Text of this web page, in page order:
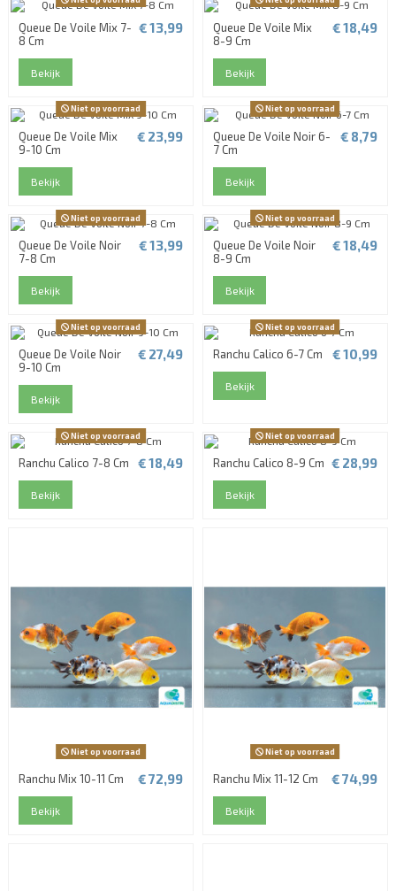
Queue De Voile Mix 7-
8 Cm
€ 13,99
Bekijk
Queue De Voile Mix
8-9 Cm
€ 18,49
Bekijk
Niet op voorraad
Queue De Voile Mix
9-10 Cm
€ 23,99
Bekijk
Niet op voorraad
Queue De Voile Noir 6-
7 Cm
€ 8,79
Bekijk
Niet op voorraad
Queue De Voile Noir
7-8 Cm
€ 13,99
Bekijk
Niet op voorraad
Queue De Voile Noir
8-9 Cm
€ 18,49
Bekijk
Niet op voorraad
Queue De Voile Noir
9-10 Cm
€ 27,49
Bekijk
Niet op voorraad
Ranchu Calico 6-7 Cm € 10,99
Bekijk
Niet op voorraad
Ranchu Calico 7-8 Cm € 18,49
Bekijk
Niet op voorraad
Ranchu Calico 8-9 Cm € 28,99
Bekijk
Niet op voorraad
Ranchu Mix 10-11 Cm € 72,99
Bekijk
Niet op voorraad
Ranchu Mix 11-12 Cm € 74,99
Bekijk